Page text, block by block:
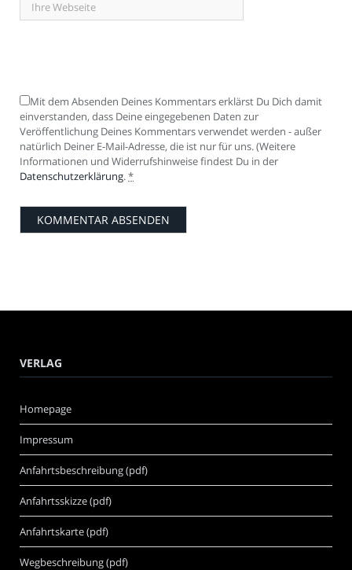
Mit dem Absenden Deines Kommentars erklärst Du Dich damit
einverstanden, dass Deine eingegebenen Daten zur
Veröffentlichung Deines Kommentars verwendet werden - außer
natürlich Deiner E-Mail-Adresse, die ist nur für uns. (Weitere
Informationen und Widerrufshinweise findest Du in der
Datenschutzerklärung.*
VERLAG
Homepage
Impressum
Anfahrtsbeschreibung (pdf)
Anfahrtsskizze (pdf)
Anfahrtskarte (pdf)
Wegbeschreibung (pdf)